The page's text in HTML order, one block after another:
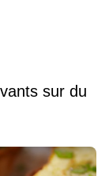
sur du